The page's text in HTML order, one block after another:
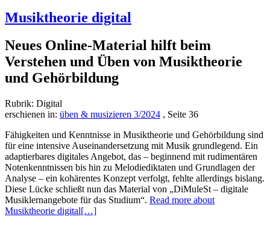
Musiktheorie digital
Neues Online-Material hilft beim
Verstehen und Üben von Musiktheorie
und Gehörbildung
Rubrik: Digital
erschienen in: üben & musizieren 3/2024 , Seite 36
Fähigkeiten und Kenntnisse in Musiktheorie und Gehörbildung sind
für eine ­intensive Auseinandersetzung mit Musik grundlegend. Ein
adaptierbares digitales Angebot, das – beginnend mit rudimentären
Notenkenntnissen bis hin zu Melodiediktaten und Grundlagen der
Analyse – ein kohärentes Konzept verfolgt, fehlte allerdings bislang.
Diese Lücke schließt nun das Material von „DiMuleSt – digitale
Musiklernangebote für das Studium“. Read more about
Musiktheorie digital[…]